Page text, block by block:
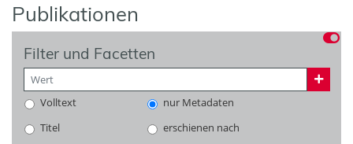
Publikationen
Filter und Facetten
Volltext
nur Metadaten
Titel
erschienen nach